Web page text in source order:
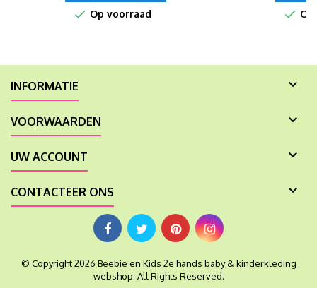
 Op voorraad 
INFORMATIE 
VOORWAARDEN 
UW ACCOUNT 
CONTACTEER ONS 
© Copyright 2026 Beebie en Kids 2e hands baby & kinderkleding
webshop. All Rights Reserved.